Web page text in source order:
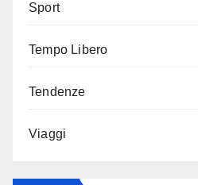
Sport
Tempo Libero
Tendenze
Viaggi